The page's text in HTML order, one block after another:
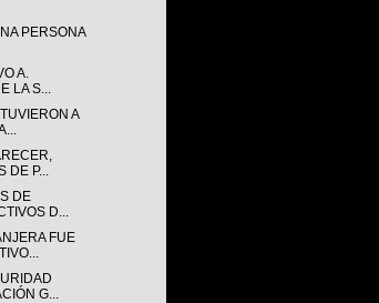
PERSONA
A.
LA S...
A
DE P...
DE
D...
FUE
G...